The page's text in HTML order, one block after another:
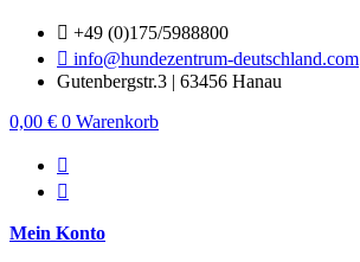
Zum
springen
+49 (0)175/5988800
info@hundezentrum-deutschland.com
Gutenbergstr.3 | 63456 Hanau
0,00 € 0 Warenkorb
Mein Konto